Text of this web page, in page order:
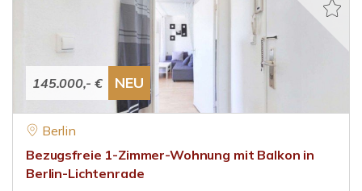
145.000,- € NEU
Berlin
Bezugsfreie 1-Zimmer-Wohnung mit Balkon in
Berlin-Lichtenrade